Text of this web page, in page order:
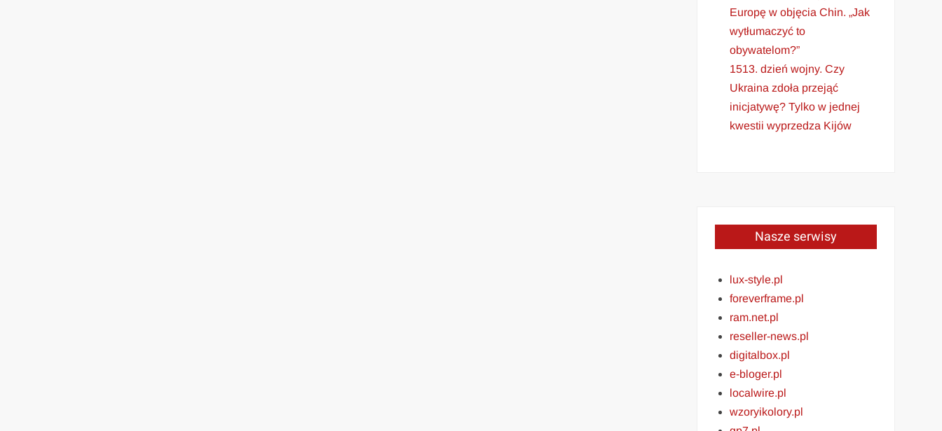
Europę w objęcia Chin. „Jak
wytłumaczyć to
obywatelom?”
1513. dzień wojny. Czy
Ukraina zdoła przejąć
inicjatywę? Tylko w jednej
kwestii wyprzedza Kijów
Nasze serwisy
lux-style.pl
foreverframe.pl
ram.net.pl
reseller-news.pl
digitalbox.pl
e-bloger.pl
localwire.pl
wzoryikolory.pl